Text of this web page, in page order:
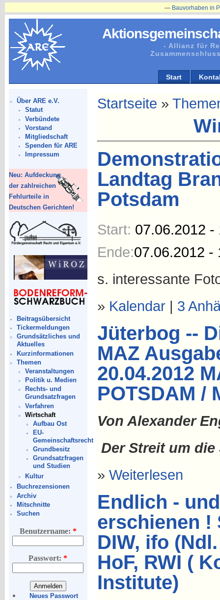
- Allianz für
Start
Über ARE e.V.
Statut
Verbündete
Vorstand
Mitgliedschaft
Spenden für ARE
Impressum
Neu: Aufdeckung
der zahlreichen
Fehlurteile in
Deutschen Gerichten!
Beitragsübersicht
Tickermeldungen
Grundsätzliches und
Aktuelles
Kurzinformationen
Themen
Veranstaltungen
Politik u. Medien
Rechts- und
Grundsatzfragen
Verfahren
Wirtschaft
Aufbau Ost
EU-
Gemeinschaftsrecht
Grundbesitz
Grundsatzfragen
und Studien
Kultur
Buchrezensionen
Archiv
Mitschnitte
Suchen
Benutzername: *
Passwort:*
Neues Passwort
Bauvorhaben in Plänitz betr.
Startseite »
Landtag
Potsdam
Start: 07.06.2012 -
Ende:07.06.2012 -
s. interessante
» Kalendar| 3
Jüterbog --
MAZ
20.04.2012
POTSDAM /
Von Alexander
Der Streit um
» Weiterlesen
Endlich -
erschienen !
DIW, ifo
HoF, RWI (
Institute)